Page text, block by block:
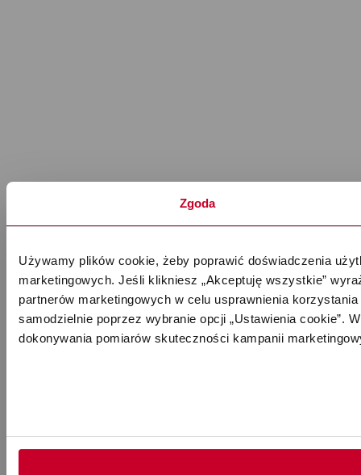
Zgoda
Używamy plików cookie, żeby poprawić doświadczenia
marketingowych. Jeśli klikniesz „Akceptuję wszystkie”
partnerów marketingowych w celu usprawnienia
samodzielnie poprzez wybranie opcji „Ustawienia cookie”.
dokonywania pomiarów skuteczności kampanii